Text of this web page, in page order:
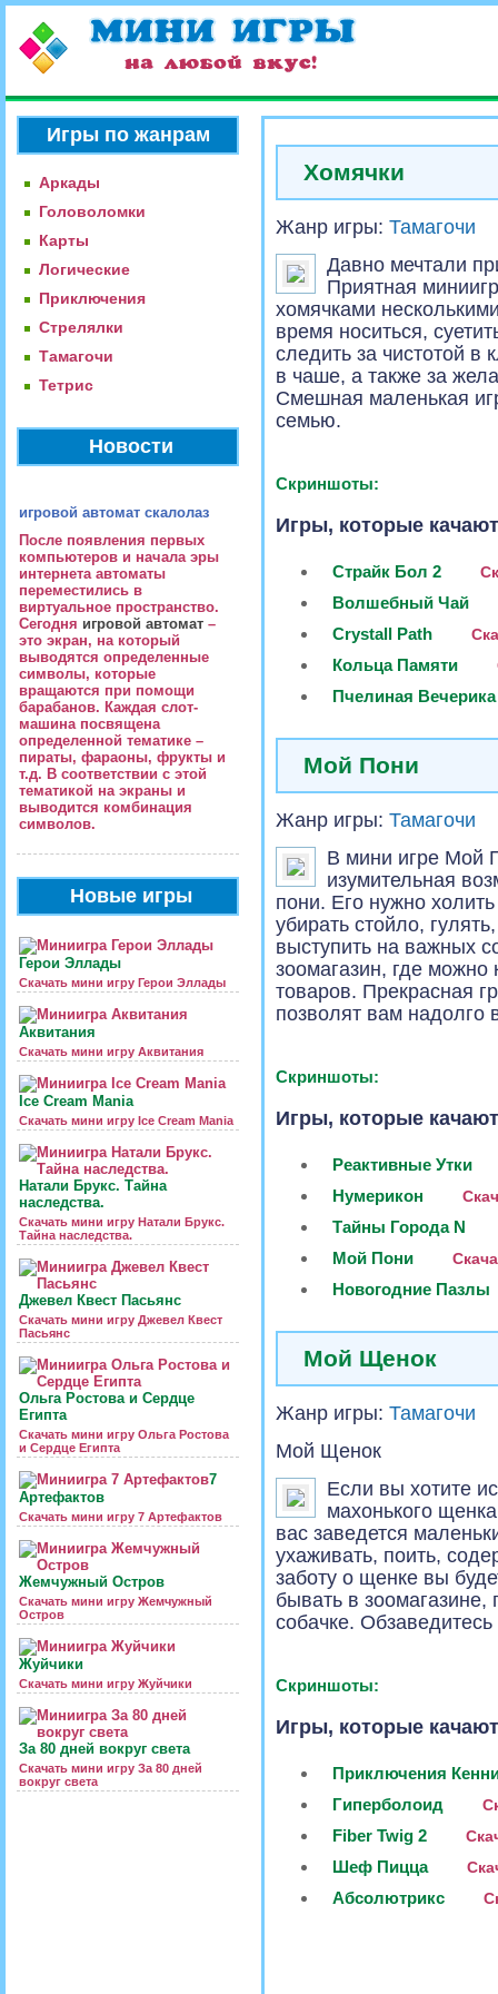
Игры по жанрам
Аркады
Головоломки
Карты
Логические
Приключения
Стрелялки
Тамагочи
Тетрис
Новости
игровой автомат скалолаз
После появления первых
компьютеров и начала эры
интернета автоматы
переместились в
виртуальное пространство.
Сегодня игровой автомат –
это экран, на который
выводятся определенные
символы, которые
вращаются при помощи
барабанов. Каждая слот-
машина посвящена
определенной тематике –
пираты, фараоны, фрукты и
т.д. В соответствии с этой
тематикой на экраны и
выводится комбинация
символов.
Новые игры
Герои Эллады
Скачать мини игру Герои Эллады
Аквитания
Скачать мини игру Аквитания
Ice Cream Mania
Скачать мини игру Ice Cream Mania
Натали Брукс. Тайна
наследства.
Скачать мини игру Натали Брукс.
Тайна наследства.
Джевел Квест Пасьянс
Скачать мини игру Джевел Квест
Пасьянс
Ольга Ростова и Сердце
Египта
Скачать мини игру Ольга Ростова
и Сердце Египта
7
Артефактов
Скачать мини игру 7 Артефактов
Жемчужный Остров
Скачать мини игру Жемчужный
Остров
Жуйчики
Скачать мини игру Жуйчики
За 80 дней вокруг света
Скачать мини игру За 80 дней
вокруг света
Хомячки
Жанр игры: Тамагочи
Давно мечтали
Приятная
хомячками
время носиться,
следить за чистотой в
в чаше, а также за
Смешная маленькая
семью.
Скриншоты:
Игры, которые
Страйк Бол 2
Волшебный Чай
Crystall Path
Кольца Памяти
Пчелиная Вечерика
Мой Пони
Жанр игры: Тамагочи
В мини игре Мой
изумительная
пони. Его нужно
убирать стойло,
выступить на важных
зоомагазин, где
товаров. Прекрасная
позволят вам надолго
Скриншоты:
Игры, которые
Реактивные Утки
Нумерикон
Тайны Города N
Мой Пони
Новогодние Пазлы
Мой Щенок
Жанр игры: Тамагочи
Мой Щенок
Если вы хотите
махонького
вас заведется
ухаживать, поить,
заботу о щенке вы
бывать в зоомагазине,
собачке.
Скриншоты:
Игры, которые
Приключения
Гиперболоид
Fiber Twig 2
Шеф Пицца
Абсолютрикс